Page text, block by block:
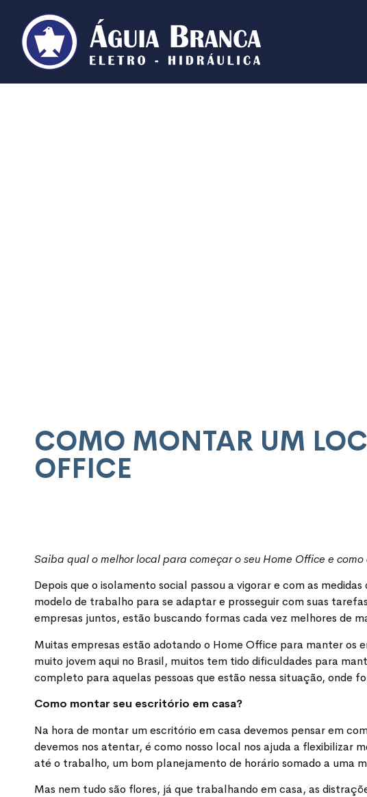
COMO MONTAR UM
OFFICE
Saiba qual o melhor local para começar o seu Home Office e
Depois que o isolamento social passou a vigorar e com as
modelo de trabalho para se adaptar e prosseguir com suas
empresas juntos, estão buscando formas cada vez melhores de
Muitas empresas estão adotando o Home Office para manter os
muito jovem aqui no Brasil, muitos tem tido dificuldades para
completo para aquelas pessoas que estão nessa situação, onde
Como montar seu escritório em casa?
Na hora de montar um escritório em casa devemos pensar em
devemos nos atentar, é como nosso local nos ajuda a flexibilizar
até o trabalho, um bom planejamento de horário somado a uma
Mas nem tudo são flores, já que trabalhando em casa, as